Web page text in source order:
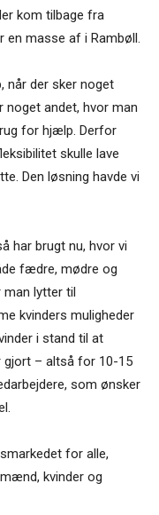
kom tilbage fra
en masse af i Rambøll.
når der sker noget
noget andet, hvor man
for hjælp. Derfor
skulle lave
Den løsning havde vi
har brugt nu, hvor vi
fædre, mødre og
lytter til
kvinders muligheder
i stand til at
gjort – altså for 10-15
som ønsker
for alle,
kvinder og